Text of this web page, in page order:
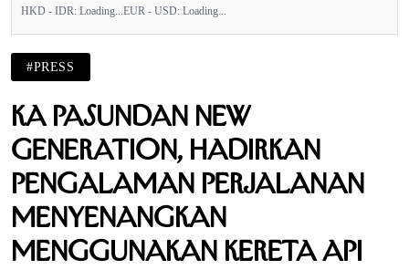
HKD - IDR: Loading... EUR - USD: Loading...
#PRESS
KA Pasundan New
Generation, Hadirkan
Pengalaman Perjalanan
Menyenangkan
Menggunakan Kereta Api